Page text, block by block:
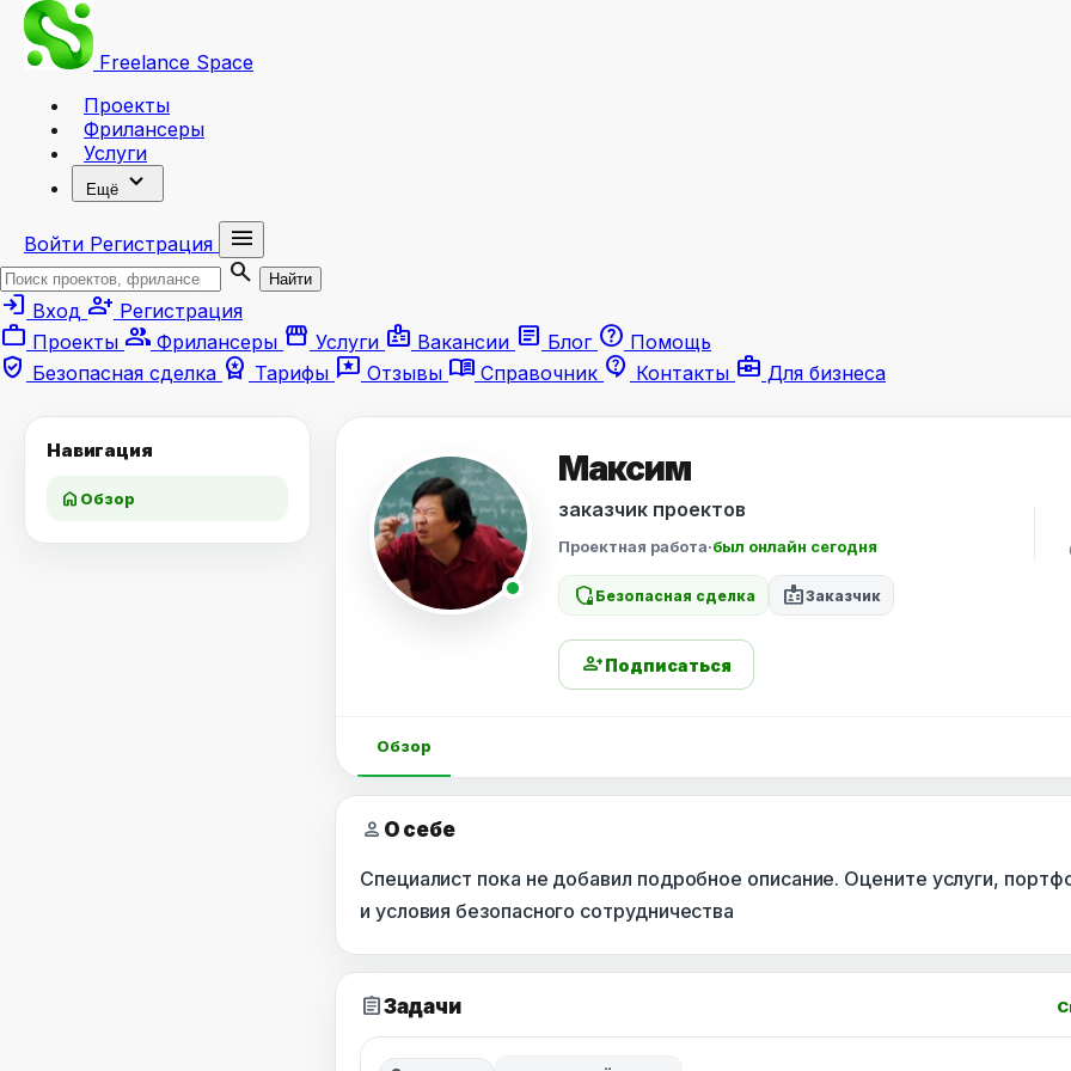
Freelance Space
Проекты
Фрилансеры
Услуги
Ещё expand_more
Войти Регистрация
menu
search
Найти
login Вход person_add Регистрация
work Проекты group Фрилансеры storefront Услуги badge Вакансии article Блог help Помощь
verified_user Безопасная сделка workspace_premium Тарифы reviews Отзывы menu_book Справочник contact_support Контакты business_center Для бизнеса
Навигация
home Обзор
Максим
заказчик проектов
Проектная работа·был онлайн сегодня
shield_locked Безопасная сделка badgeЗаказчик
person_addПодписаться
Обзор
person О себе
Специалист пока не добавил подробное описание. Оцените услуги,
и условия безопасного сотрудничества
assignmentЗадачи